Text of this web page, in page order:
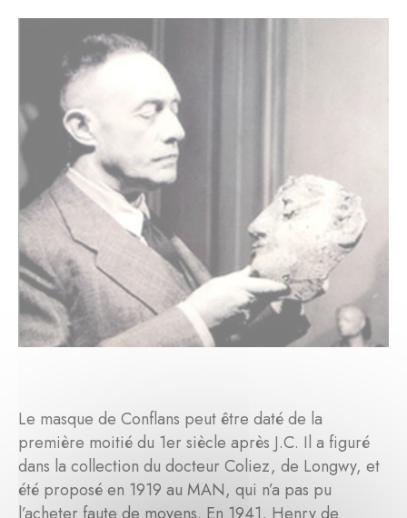
Le masque de Conflans peut être daté de la
première moitié du 1er siècle après J.C. Il a figuré
dans la collection du docteur Coliez, de Longwy, et
été proposé en 1919 au MAN, qui n’a pas pu